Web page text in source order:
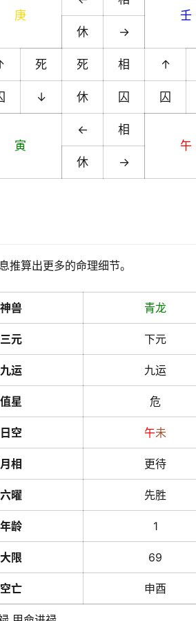
庚
壬
休 →
死 死 相 ↑
↓ 休 囚 囚
寅
←
相
午
休 →
推算出更多的命理细节。
神兽 青龙
三元 下元
九运 九运
值星 危
日空 午未
月相 更待
六曜 先胜
年龄 1
大限 69
空亡 申酉